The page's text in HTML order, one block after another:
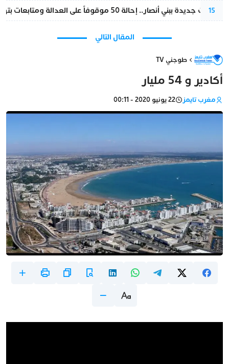
15
تطورات جديدة ببني أنصار.. إحالة 50 موقوفاً على العدالة ومتابعات بتهم ثقيلة
المقال التالي
طوجني TV
أكادير و 54 مليار
مغرب تايمز 22 يونيو 2020 - 00:11